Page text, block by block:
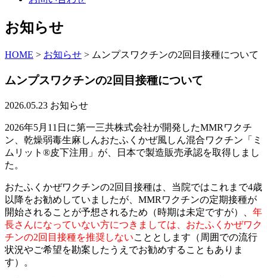
お知らせ
HOME > お知らせ > ムンプスワクチンの2回目接種について
ムンプスワクチンの2回目接種について
2026.05.23 お知らせ
2026年5月11日に第一三共株式会社が開発したMMRワクチ
ン、乾燥弱毒生麻しんおたふくかぜ風しん混合ワクチン「ミ
ムリット®皮下注用」が、日本で製造販売承認を取得しまし
た。
おたふくかぜワクチンの2回目接種は、当院ではこれまで4歳
以降をお勧めしていましたが、MMRワクチンの定期接種が
開始されることが予想されるため（時期は未定ですが）、 年
長さんになっていない方につきましては、おたふくかぜワク
チンの2回目接種を推奨しないこととします（周囲での流行
状況やご希望を勘案したうえでお勧めすることもありま
す）。